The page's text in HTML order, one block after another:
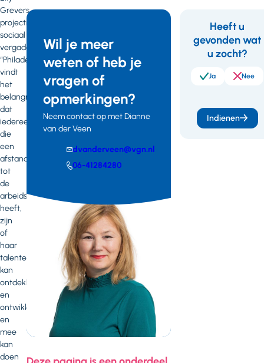
Grevers,
projectmanager
sociaal
vergaderen:
“Philadelphia
vindt
het
belangrijk
dat
iedereen
die
een
afstand
tot
de
arbeidsmarkt
heeft,
zijn
of
haar
talenten
kan
ontdekken
en
ontwikkelen
en
mee
kan
doen
Wil je meer
weten of heb je
vragen of
opmerkingen?
Neem contact op met Dianne
van der Veen
dvanderveen@vgn.nl
Telefoonnummer
06-41284280
Heeft u
gevonden wat
u zocht?
Ja Nee
Indienen